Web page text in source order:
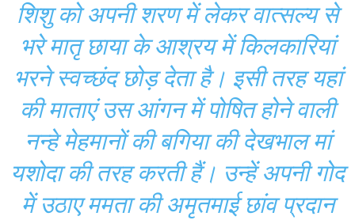
शिशु को अपनी शरण में लेकर वात्सल्य से
भरे मातृ छाया के आश्रय में किलकारियां
भरने स्वच्छंद छोड़ देता है। इसी तरह यहां
की माताएं उस आंगन में पोषित होने वाली
नन्हे मेहमानों की बगिया की देखभाल मां
यशोदा की तरह करती हैं। उन्हें अपनी गोद
में उठाए ममता की अमृतमाई छांव प्रदान